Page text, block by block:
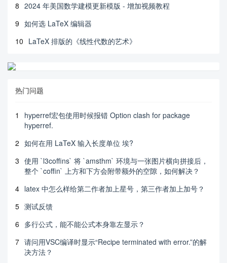
8 2024 年美国数学建模更新模版 - 增加视频教程
9 如何选 LaTeX 编辑器
10 LaTeX 排版的《线性代数的艺术》
热门问题
1
hyperref宏包使用时候报错 Option clash for package
hyperref.
2 如何在用 LaTeX 输入长度单位 埃?
3 使用 `l3coffins` 将 `amsthm` 环境与一张图片横向拼接后，
整个 `coffin` 上方和下方会附带额外的空隙，如何解决？
4 latex 中怎么样给第二作者加上星号，第三作者加上加号？
5 测试反馈
6 多行公式，能不能公式本身靠左显示？
7 请问用VSC编译时显示“Recipe terminated with error.”的解
决方法？